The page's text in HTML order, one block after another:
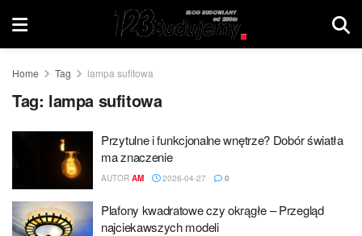
Home Tag lampa sufitowa
Tag: lampa sufitowa
Przytulne i funkcjonalne wnętrze? Dobór światła
ma znaczenie
AUTOR AM 2026-04-27 0
Plafony kwadratowe czy okrągłe – Przegląd
najciekawszych modeli